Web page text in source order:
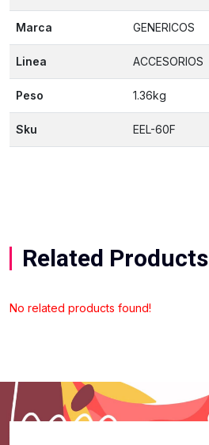
Marca GENERICOS
Linea ACCESORIOS
Peso 1.36kg
Sku EEL-60F
Related Products
No related products found!